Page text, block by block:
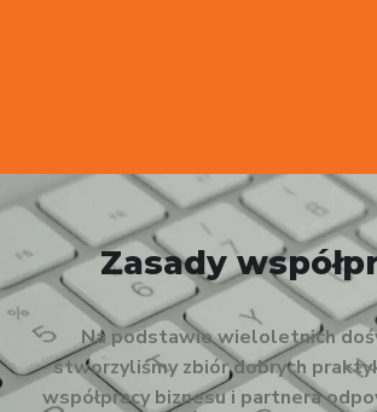
Zasady
Na podstawie wieloletnich
stworzyliśmy zbiór dobrych
współpracy biznesu i partnera